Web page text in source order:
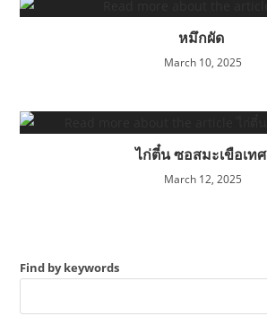
หมึกผัด
March 10, 2025
ไก่ตี๋น ซอสมะเขือเทศ
March 12, 2025
Find by keywords